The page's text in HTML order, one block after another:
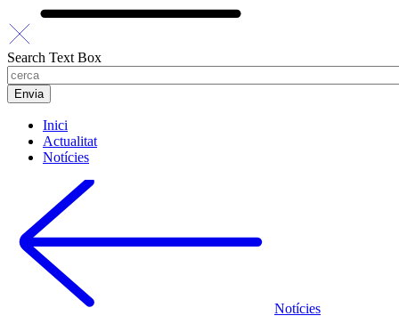
Search Text Box
Inici
Actualitat
Notícies
Notícies